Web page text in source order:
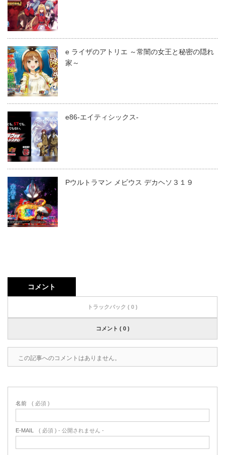
e ライザのアトリエ ～常闇の女王と秘密の隠れ
家～
e86-エイティシックス-
Pウルトラマン メビウス デカヘソ３１９
コメント
トラックバック ( 0 )
コメント ( 0 )
この記事へのコメントはありません。
名前 ( 必須 )
E-MAIL ( 必須 ) - 公開されません -